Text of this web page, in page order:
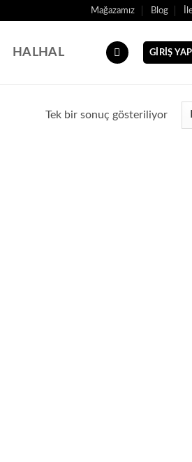
Mağazamız Blog
HALHAL GIRIŞ
Tek bir sonuç gösteriliyor